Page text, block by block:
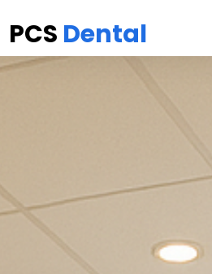
PCS Dental